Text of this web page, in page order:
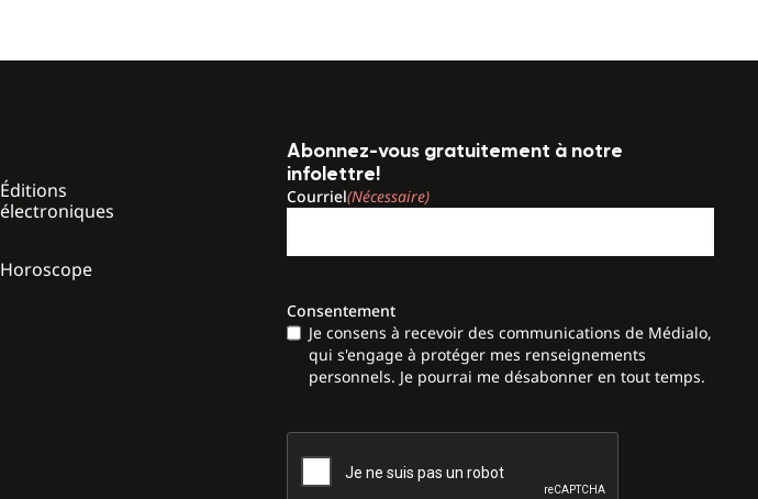
Éditions
électroniques
Horoscope
Abonnez-vous gratuitement à notre
infolettre!
Courriel(Nécessaire)
Consentement
Je consens à recevoir des communications de Médialo,
qui s'engage à protéger mes renseignements
personnels. Je pourrai me désabonner en tout temps.
CAPTCHA